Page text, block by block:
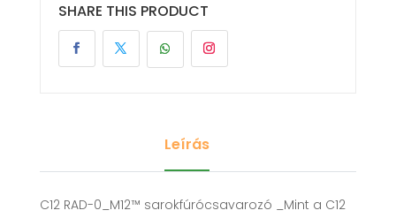
SHARE THIS PRODUCT
Leírás
C12 RAD-0_M12™ sarokfúrócsavarozó _Mint a C12